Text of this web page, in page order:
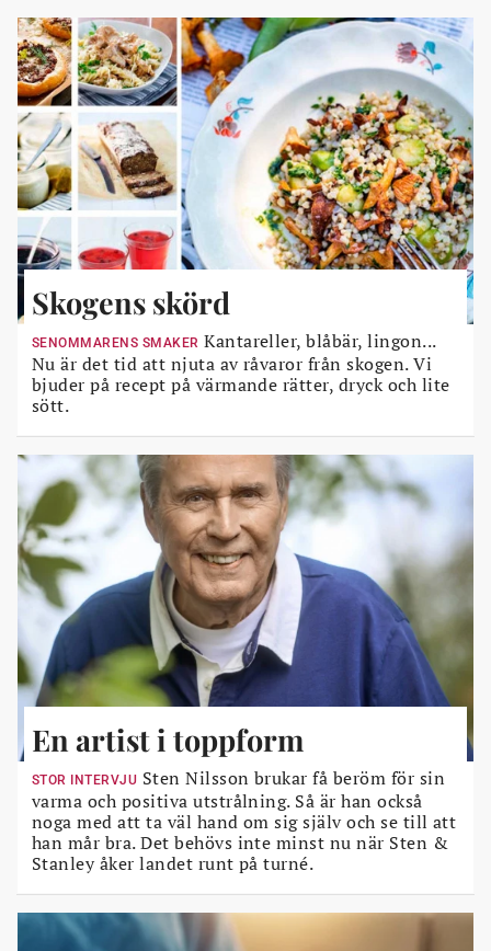
Skogens skörd
SENOMMARENS SMAKER Kantareller, blåbär, lingon...
Nu är det tid att njuta av råvaror från skogen. Vi
bjuder på recept på värmande rätter, dryck och lite
sött.
En artist i toppform
STOR INTERVJU Sten Nilsson brukar få beröm för sin
varma och positiva utstrålning. Så är han också
noga med att ta väl hand om sig själv och se till att
han mår bra. Det behövs inte minst nu när Sten &
Stanley åker landet runt på turné.